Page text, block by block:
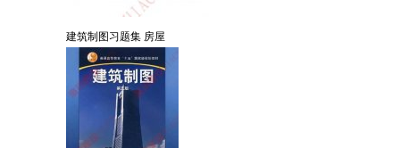
建筑制图习题集 房屋